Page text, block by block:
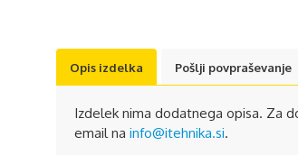
Opis izdelka Pošlji povpraševanje
Izdelek nima dodatnega opisa. Za
email na info@itehnika.si.